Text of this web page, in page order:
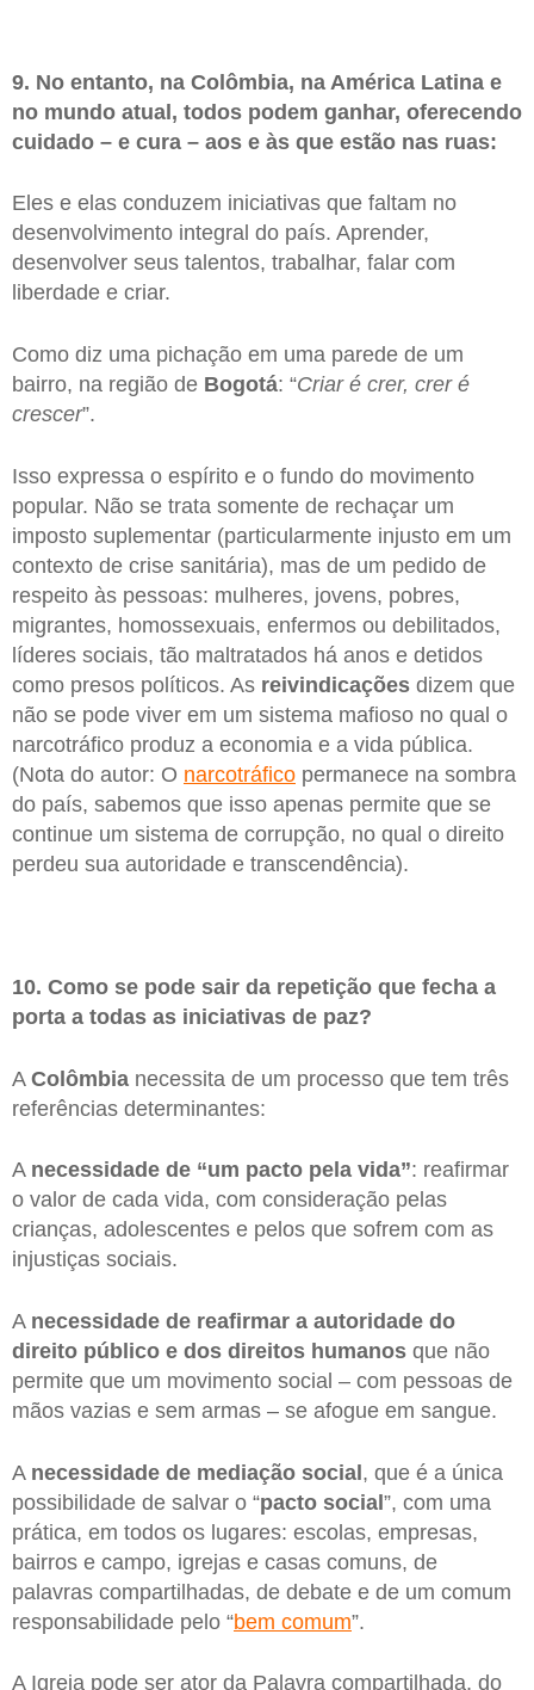
9. No entanto, na Colômbia, na América Latina e
no mundo atual, todos podem ganhar, oferecendo
cuidado – e cura – aos e às que estão nas ruas:
Eles e elas conduzem iniciativas que faltam no
desenvolvimento integral do país. Aprender,
desenvolver seus talentos, trabalhar, falar com
liberdade e criar.
Como diz uma pichação em uma parede de um
bairro, na região de Bogotá: “Criar é crer, crer é
crescer”.
Isso expressa o espírito e o fundo do movimento
popular. Não se trata somente de rechaçar um
imposto suplementar (particularmente injusto em um
contexto de crise sanitária), mas de um pedido de
respeito às pessoas: mulheres, jovens, pobres,
migrantes, homossexuais, enfermos ou debilitados,
líderes sociais, tão maltratados há anos e detidos
como presos políticos. As reivindicações dizem que
não se pode viver em um sistema mafioso no qual o
narcotráfico produz a economia e a vida pública.
(Nota do autor: O narcotráfico permanece na sombra
do país, sabemos que isso apenas permite que se
continue um sistema de corrupção, no qual o direito
perdeu sua autoridade e transcendência).
10. Como se pode sair da repetição que fecha a
porta a todas as iniciativas de paz?
A Colômbia necessita de um processo que tem três
referências determinantes:
A necessidade de “um pacto pela vida”: reafirmar
o valor de cada vida, com consideração pelas
crianças, adolescentes e pelos que sofrem com as
injustiças sociais.
A necessidade de reafirmar a autoridade do
direito público e dos direitos humanos que não
permite que um movimento social – com pessoas de
mãos vazias e sem armas – se afogue em sangue.
A necessidade de mediação social, que é a única
possibilidade de salvar o “pacto social”, com uma
prática, em todos os lugares: escolas, empresas,
bairros e campo, igrejas e casas comuns, de
palavras compartilhadas, de debate e de um comum
responsabilidade pelo “bem comum”.
A Igreja pode ser ator da Palavra compartilhada, do